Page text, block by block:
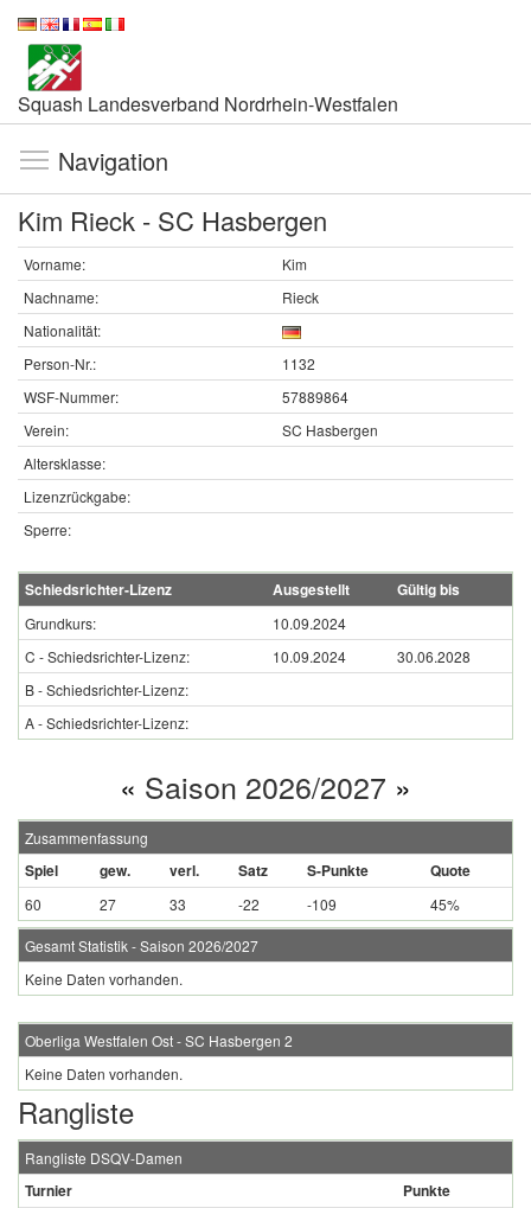
Squash Landesverband Nordrhein-Westfalen
Navigation
Kim Rieck - SC Hasbergen
Vorname:
Kim
Nachname:
Rieck
Nationalität:
Person-Nr.:
1132
WSF-Nummer:
57889864
Verein:
SC Hasbergen
Altersklasse:
Lizenzrückgabe:
Sperre:
Schiedsrichter-Lizenz Ausgestellt Gültig bis
Grundkurs:
10.09.2024
C - Schiedsrichter-Lizenz:
10.09.2024
30.06.2028
B - Schiedsrichter-Lizenz:
A - Schiedsrichter-Lizenz:
« Saison 2026/2027 »
Zusammenfassung
Spiel gew. verl. Satz S-Punkte Quote
60 27 33 -22 -109 45%
Gesamt Statistik - Saison 2026/2027
Keine Daten vorhanden.
Oberliga Westfalen Ost - SC Hasbergen 2
Keine Daten vorhanden.
Rangliste
Rangliste DSQV-Damen
Turnier Punkte